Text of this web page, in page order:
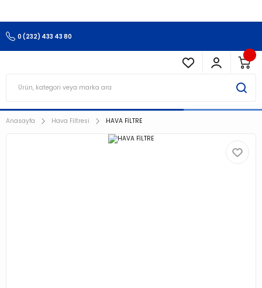
0 (232) 433 43 80
Anasayfa Hava Filtresi HAVA FİLTRE